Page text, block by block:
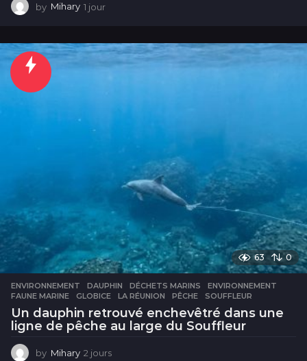
by Mihary 1 jour
u
63 0
ENVIRONNEMENT DAUPHIN ,DÉCHETS MARINS ,ENVIRONNEMENT
FAUNE MARINE
,GLOBICE ,LA RÉUNION ,PÊCHE ,SOUFFLEUR
Un dauphin retrouvé enchevêtré dans une
ligne de pêche au large du Souffleur
by Mihary 2 jours